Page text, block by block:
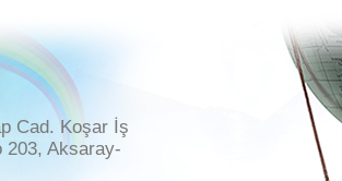
Cad. Koşar İş
203, Aksaray-